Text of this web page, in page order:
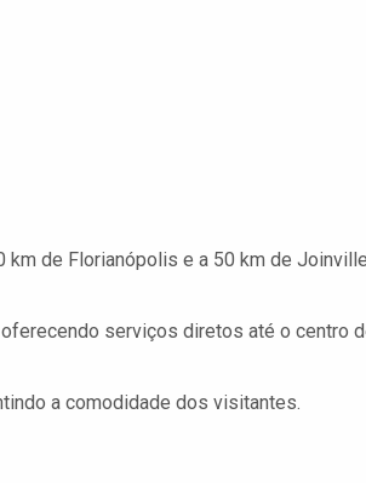
km de Florianópolis e a 50 km de
serviços diretos até o centro
a comodidade dos visitantes.